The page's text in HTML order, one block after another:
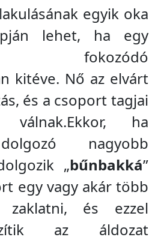
egyik oka
lehet, ha egy
fokozódó
kitéve. Nő az elvárt
és a csoport tagjai
válnak.Ekkor, ha
nagyobb
„bűnbakká”
egy vagy akár több
zaklatni, és ezzel
az áldozat